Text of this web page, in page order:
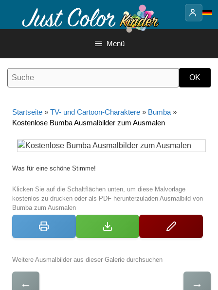
Inhalt
Menü
Startseite » TV- und Cartoon-Charaktere » Bumba »
Kostenlose Bumba Ausmalbilder zum Ausmalen
Was für eine schöne Stimme!
Klicken Sie auf die Schaltflächen unten, um diese Malvorlage
kostenlos zu drucken oder als PDF herunterzuladen Ausmalbild von
Bumba zum Ausmalen
Weitere Ausmalbilder aus dieser Galerie durchsuchen
← →